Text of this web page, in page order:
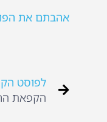
אהבתם את
לפוסט
הקפאת